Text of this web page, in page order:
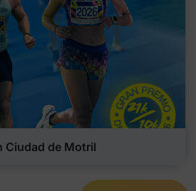
Ciudad de Motril